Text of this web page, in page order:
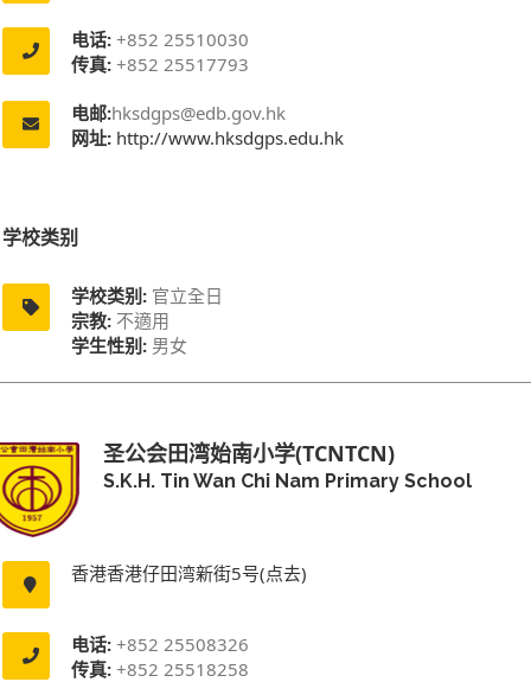
电话: +852 25510030
传真: +852 25517793
电邮:hksdgps@edb.gov.hk
网址: http://www.hksdgps.edu.hk
学校类别
学校类别: 官立全日
宗教: 不適用
学生性别: 男女
圣公会田湾始南小学(TCNTCN)
S.K.H. Tin Wan Chi Nam Primary School
香港香港仔田湾新街5号(点去)
电话: +852 25508326
传真: +852 25518258